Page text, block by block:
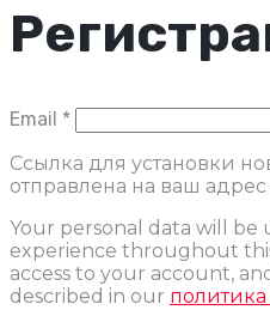
Email *
Ссылка для установки
отправлена ​​на ваш
Your personal data will be
experience throughout
access to your account,
described in our